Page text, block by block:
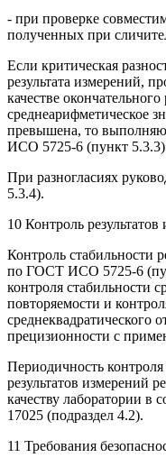
- при проверке
полученных при
Если критическая
результата измерений,
качестве
среднеарифметическое
превышена, то
ИСО 5725-6 (пункт
При разногласиях
5.3.4).
10 Контроль
Контроль стабильности
по ГОСТ ИСО 5725-6
контроля стабильности
повторяемости и
среднеквадратического
прецизионности с
Периодичность
результатов измерений
качеству лаборатории
17025 (подраздел 4.2).
11 Требования